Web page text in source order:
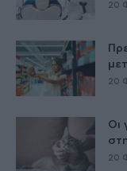
20
20
Οι
20